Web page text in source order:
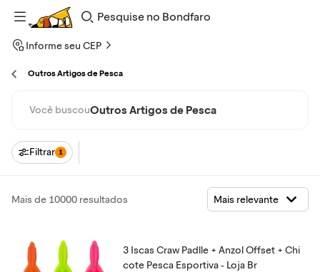
Pesquise
Bondfaro
Informe seu CEP
Outros Artigos de Pesca
Você buscouOutros Artigos de Pesca
Filtrar 1
Mais de 10000 resultados
3 Iscas Craw Padlle + Anzol Offset + Chi
cote Pesca Esportiva - Loja Br